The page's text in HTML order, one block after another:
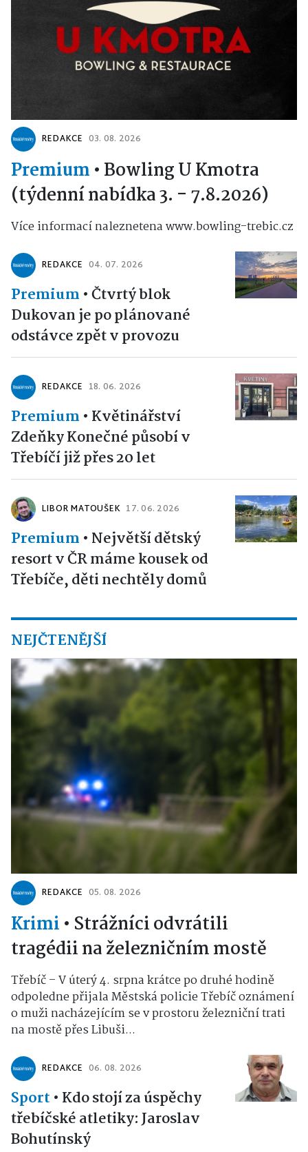
REDAKCE 03. 08. 2026
Premium • Bowling U Kmotra
(týdenní nabídka 3. - 7.8.2026)
Více informací naleznetena www.bowling-trebic.cz
REDAKCE 04. 07. 2026
Premium •Čtvrtý blok
Dukovan je po plánované
odstávce zpět v provozu
REDAKCE 18. 06. 2026
Premium • Květinářství
Zdeňky Konečné působí v
Třebíčí již přes 20 let
LIBOR MATOUŠEK 17. 06. 2026
Premium • Největší dětský
resort v ČR máme kousek od
Třebíče, děti nechtěly domů
NEJČTENĚJŠÍ
REDAKCE 05. 08. 2026
Krimi • Strážníci odvrátili
tragédii na železničním mostě
Třebíč – V úterý 4. srpna krátce po druhé hodině
odpoledne přijala Městská policie Třebíč oznámení
o muži nacházejícím se v prostoru železniční trati
na mostě přes Libuši...
REDAKCE 06. 08. 2026
Sport • Kdo stojí za úspěchy
třebíčské atletiky: Jaroslav
Bohutínský